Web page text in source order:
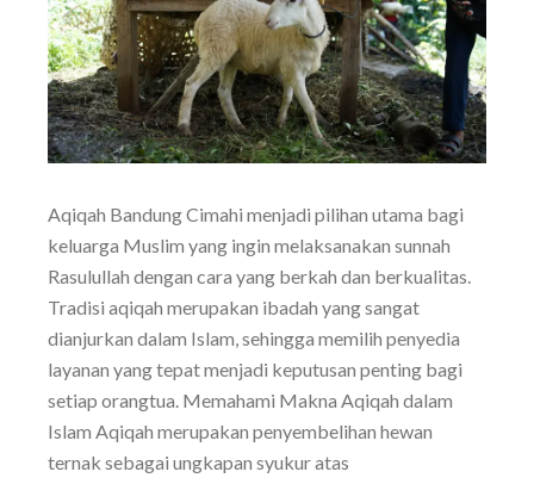
Aqiqah Bandung Cimahi menjadi pilihan utama bagi
keluarga Muslim yang ingin melaksanakan sunnah
Rasulullah dengan cara yang berkah dan berkualitas.
Tradisi aqiqah merupakan ibadah yang sangat
dianjurkan dalam Islam, sehingga memilih penyedia
layanan yang tepat menjadi keputusan penting bagi
setiap orangtua. Memahami Makna Aqiqah dalam
Islam Aqiqah merupakan penyembelihan hewan
ternak sebagai ungkapan syukur atas